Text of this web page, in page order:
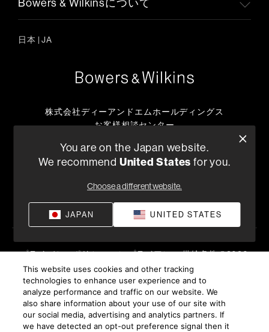
日本 | JA
株式会社ディーアンドエムホールディングス
お客様相談センター
または
050-3388-6801
販売店を探す
プライバシーポリシーコンプライアンス供給条件©2026
Harman International Industries, Incorporated 無断転載を禁
じます。
You are on the Japan website.
We recommend United States for you.
Choose a different website.
JAPAN UNITED STATES
This website uses cookies and other tracking
technologies to enhance user experience and to
analyze performance and traffic on our website. We
also share information about your use of our site with
our social media, advertising and analytics partners. If
we have detected an opt-out preference signal then it